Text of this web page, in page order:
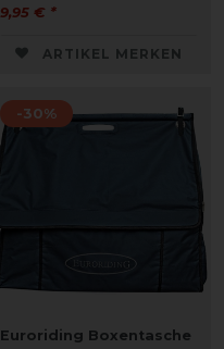
9,95 € *
ARTIKEL MERKEN
-30%
Euroriding Boxentasche